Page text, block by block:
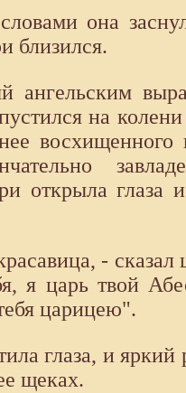
она
близился.
ангельским
на
восхищенного
открыла глаза
- сказал
я царь твой
царицею".
глаза, и яркий
щеках.